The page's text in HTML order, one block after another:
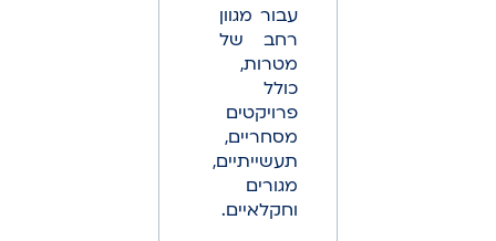
עבור מגוון
רחב של
מטרות,
כולל
פרויקטים
מסחריים,
תעשייתיים,
מגורים
וחקלאיים.